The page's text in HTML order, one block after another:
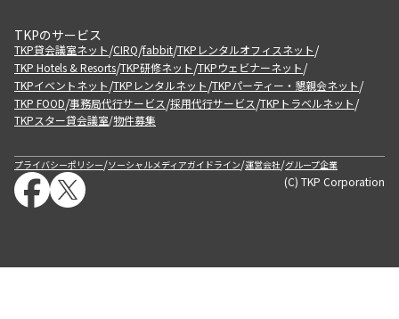
TKPのサービス
TKP貸会議室ネット/CIRQ/fabbit/TKPレンタルオフィスネット/
TKP Hotels & Resorts/TKP研修ネット/TKPウェビナーネット/
TKPイベントネット/TKPレンタルネット/TKPパーティー・懇親会ネット/
TKP FOOD/事務局代行サービス/採用代行サービス/TKPトラベルネット/
TKPスター貸会議室/物件募集
プライバシーポリシー/ソーシャルメディアガイドライン/運営会社/グループ企業
(C) TKP Corporation